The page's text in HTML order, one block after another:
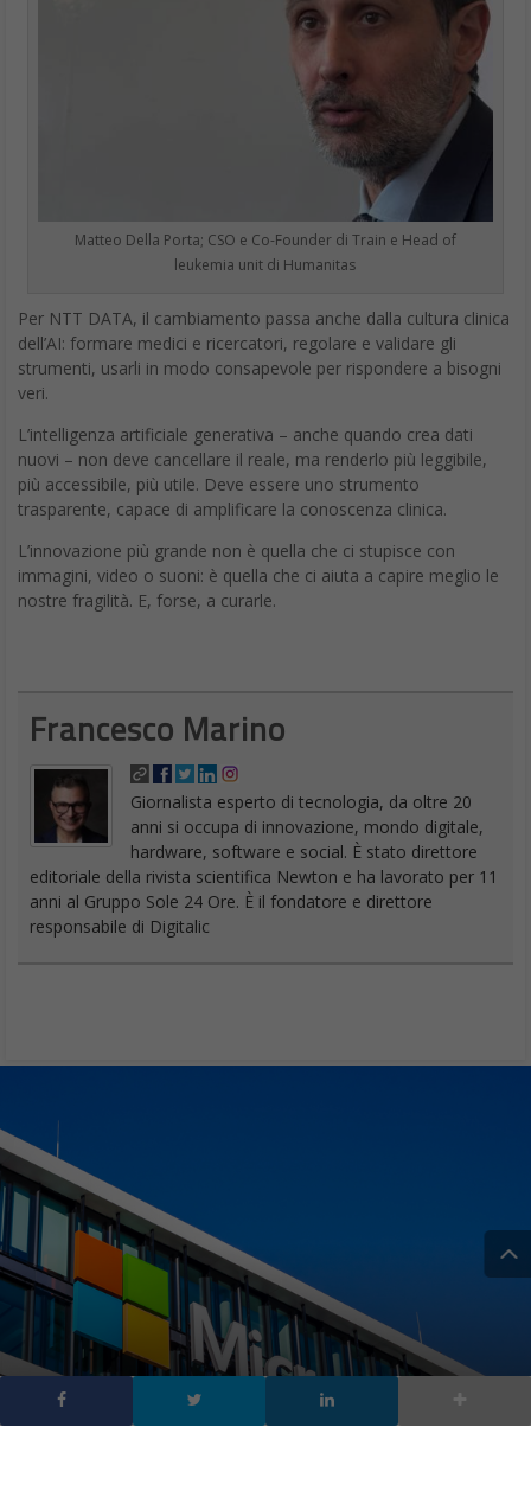
Matteo Della Porta; CSO e Co-Founder di Train e Head of
leukemia unit di Humanitas
Per NTT DATA, il cambiamento passa anche dalla cultura clinica
dell’AI: formare medici e ricercatori, regolare e validare gli
strumenti, usarli in modo consapevole per rispondere a bisogni
veri.
L’intelligenza artificiale generativa – anche quando crea dati
nuovi – non deve cancellare il reale, ma renderlo più leggibile,
più accessibile, più utile. Deve essere uno strumento
trasparente, capace di amplificare la conoscenza clinica.
L’innovazione più grande non è quella che ci stupisce con
immagini, video o suoni: è quella che ci aiuta a capire meglio le
nostre fragilità. E, forse, a curarle.
Francesco Marino
Giornalista esperto di tecnologia, da oltre 20
anni si occupa di innovazione, mondo digitale,
hardware, software e social. È stato direttore
editoriale della rivista scientifica Newton e ha lavorato per 11
anni al Gruppo Sole 24 Ore. È il fondatore e direttore
responsabile di Digitalic
Microsoft vuole una sua